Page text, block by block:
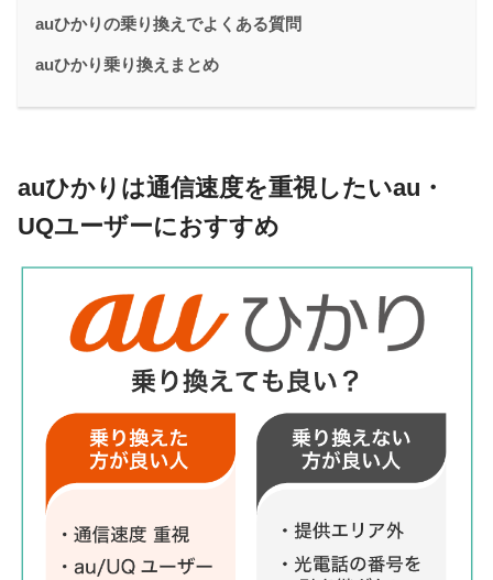
auひかりの乗り換えでよくある質問
auひかり乗り換えまとめ
auひかりは通信速度を重視したいau・
UQユーザーにおすすめ